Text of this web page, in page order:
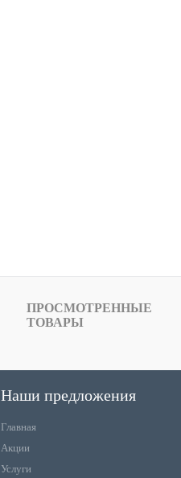
ПРОСМОТРЕННЫЕ
ТОВАРЫ
Наши предложения
Главная
Акции
Услуги